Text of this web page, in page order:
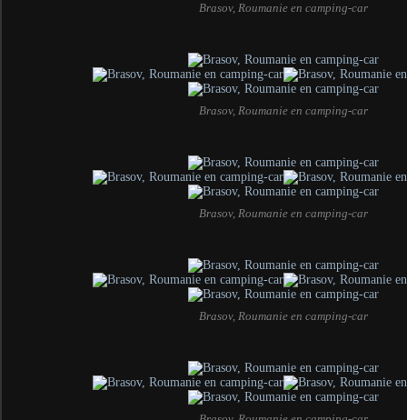
Brasov, Roumanie en camping-car
Brasov, Roumanie en camping-car
Brasov, Roumanie en camping-car
Brasov, Roumanie en camping-car